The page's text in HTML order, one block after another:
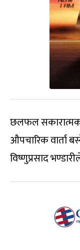
छलफल सकारात्मक
औपचारिक वार्ता
विष्णुप्रसाद